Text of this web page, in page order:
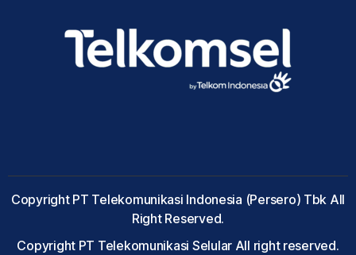
Copyright PT Telekomunikasi Indonesia (Persero) Tbk All
Right Reserved.
Copyright PT Telekomunikasi Selular All right reserved.